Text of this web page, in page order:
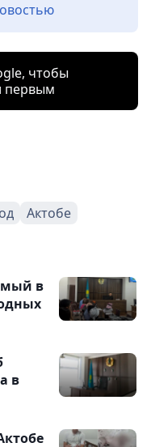
чтобы
первым
Актобе
в
в